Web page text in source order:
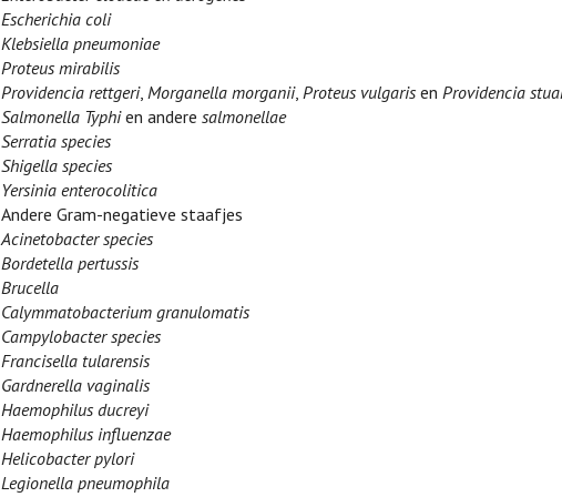
Escherichia coli
Klebsiella pneumoniae
Proteus mirabilis
Providencia rettgeri,Morganella morganii,Proteus vulgaris enProvidencia
Salmonella Typhien anderesalmonellae
Serratia species
Shigella species
Yersinia enterocolitica
Andere Gram-negatieve staafjes
Acinetobacter species
Bordetella pertussis
Brucella
Calymmatobacterium granulomatis
Campylobacter species
Francisella tularensis
Gardnerella vaginalis
Haemophilus ducreyi
Haemophilus influenzae
Helicobacter pylori
Legionella pneumophila